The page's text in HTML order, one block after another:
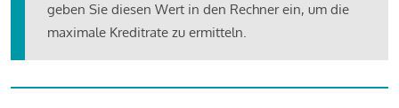
geben Sie diesen Wert in den Rechner ein, um die
maximale Kreditrate zu ermitteln.